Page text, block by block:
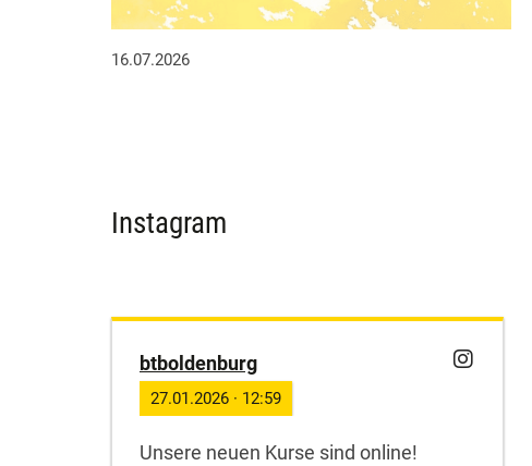
16.07.2026
Instagram
btboldenburg
27.01.2026 · 12:59
Unsere neuen Kurse sind online!